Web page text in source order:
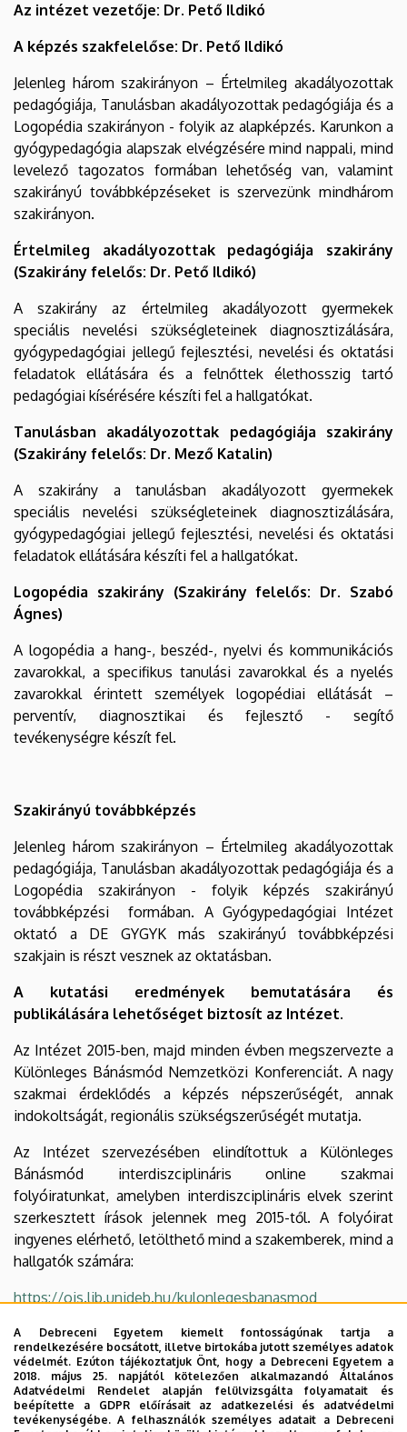
Az intézet vezetője: Dr. Pető Ildikó
A képzés szakfelelőse: Dr. Pető Ildikó
Jelenleg három szakirányon – Értelmileg akadályozottak
pedagógiája, Tanulásban akadályozottak pedagógiája és a
Logopédia szakirányon - folyik az alapképzés. Karunkon a
gyógypedagógia alapszak elvégzésére mind nappali, mind
levelező tagozatos formában lehetőség van, valamint
szakirányú továbbképzéseket is szervezünk mindhárom
szakirányon.
Értelmileg akadályozottak pedagógiája szakirány
(Szakirány felelős: Dr. Pető Ildikó)
A szakirány az értelmileg akadályozott gyermekek
speciális nevelési szükségleteinek diagnosztizálására,
gyógypedagógiai jellegű fejlesztési, nevelési és oktatási
feladatok ellátására és a felnőttek élethosszig tartó
pedagógiai kísérésére készíti fel a hallgatókat.
Tanulásban akadályozottak pedagógiája szakirány
(Szakirány felelős: Dr. Mező Katalin)
A szakirány a tanulásban akadályozott gyermekek
speciális nevelési szükségleteinek diagnosztizálására,
gyógypedagógiai jellegű fejlesztési, nevelési és oktatási
feladatok ellátására készíti fel a hallgatókat.
Logopédia szakirány (Szakirány felelős: Dr. Szabó
Ágnes)
A logopédia a hang-, beszéd-, nyelvi és kommunikációs
zavarokkal, a specifikus tanulási zavarokkal és a nyelés
zavarokkal érintett személyek logopédiai ellátását –
perventív, diagnosztikai és fejlesztő - segítő
tevékenységre készít fel.
Szakirányú továbbképzés
Jelenleg három szakirányon – Értelmileg akadályozottak
pedagógiája, Tanulásban akadályozottak pedagógiája és a
Logopédia szakirányon - folyik képzés szakirányú
továbbképzési formában. A Gyógypedagógiai Intézet
oktató a DE GYGYK más szakirányú továbbképzési
szakjain is részt vesznek az oktatásban.
A kutatási eredmények bemutatására és
publikálására lehetőséget biztosít az Intézet.
Az Intézet 2015-ben, majd minden évben megszervezte a
Különleges Bánásmód Nemzetközi Konferenciát. A nagy
szakmai érdeklődés a képzés népszerűségét, annak
indokoltságát, regionális szükségszerűségét mutatja.
Az Intézet szervezésében elindítottuk a Különleges
Bánásmód interdiszciplináris online szakmai
folyóiratunkat, amelyben interdiszciplináris elvek szerint
szerkesztett írások jelennek meg 2015-től. A folyóirat
ingyenes elérhető, letölthető mind a szakemberek, mind a
hallgatók számára:
https://ojs.lib.unideb.hu/kulonlegesbanasmod
A tanszék oktatóinak kutatási és oktatási profilja és
elérhetősége
A Debreceni Egyetem kiemelt fontosságúnak tartja a
rendelkezésére bocsátott, illetve birtokába jutott személyes adatok
védelmét. Ezúton tájékoztatjuk Önt, hogy a Debreceni Egyetem a
2018. május 25. napjától kötelezően alkalmazandó Általános
Adatvédelmi Rendelet alapján felülvizsgálta folyamatait és
beépítette a GDPR előírásait az adatkezelési és adatvédelmi
tevékenységébe. A felhasználók személyes adatait a Debreceni